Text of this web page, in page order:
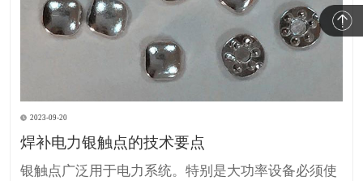
2023-09-20
焊补电力银触点的技术要点
银触点广泛用于电力系统。特别是大功率设备必须使